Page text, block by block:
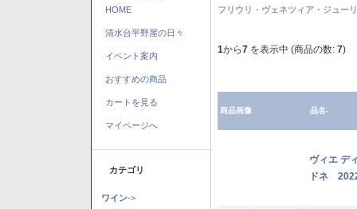
HOME
清水台平野屋の日々
イベント案内
おすすめの商品
カートを見る
マイページへ
カテゴリ
ワイン->
フリウリ・ヴェネツィア・ジュー
1から7 を表示中 (商品の数: 7)
商品画像 品名-
ヴィエ デ
ドネ